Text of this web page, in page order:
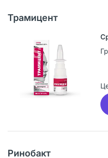
Трамицент
Ринобакт